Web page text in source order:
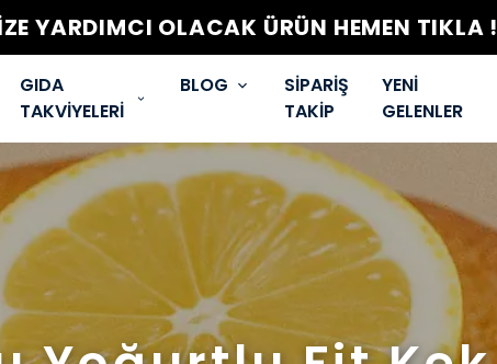
YARDIMCI OLACAK ÜRÜN HEMEN TIKLA !
GIDA
TAKVİYELERİ
BLOG
SİPARİŞ
TAKİP
YENİ
GELENLER